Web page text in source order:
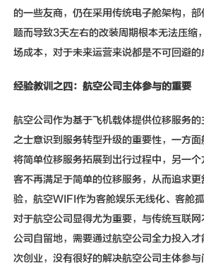
的一些友商，仍在采用传统电子舱架构，
题而导致3天左右的改装周期根本无法压缩
场成本，对于未来运营来说都是不可回避的
经验教训之四：航空公司主体参与的重要
航空公司作为基于飞机载体提供位移服务的主体。越来越多的有识
之士意识到服务转型升级的重要性，一方
将简单位移服务拓展到出行过程中，另一
客不再满足于简单的位移服务，从而追求
验，航空WIFI作为客舱娱乐无线化、客舱
对于航空公司显得尤为重要，与传统互联
公司自留地，需要通过航空公司全力投入
次创业，没有很好的解决航空公司主体参